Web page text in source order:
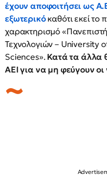
έχουν αποφοιτήσει ως
εξωτερικό καθότι εκεί το
χαρακτηρισμό
Τεχνολογιών – University
Sciences».Κατά τα άλλα
ΑΕΙ για να μη φεύγουν οι